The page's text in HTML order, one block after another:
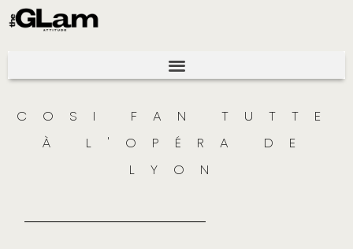
COSI FAN TUTTE
À L'OPÉRA DE
LYON